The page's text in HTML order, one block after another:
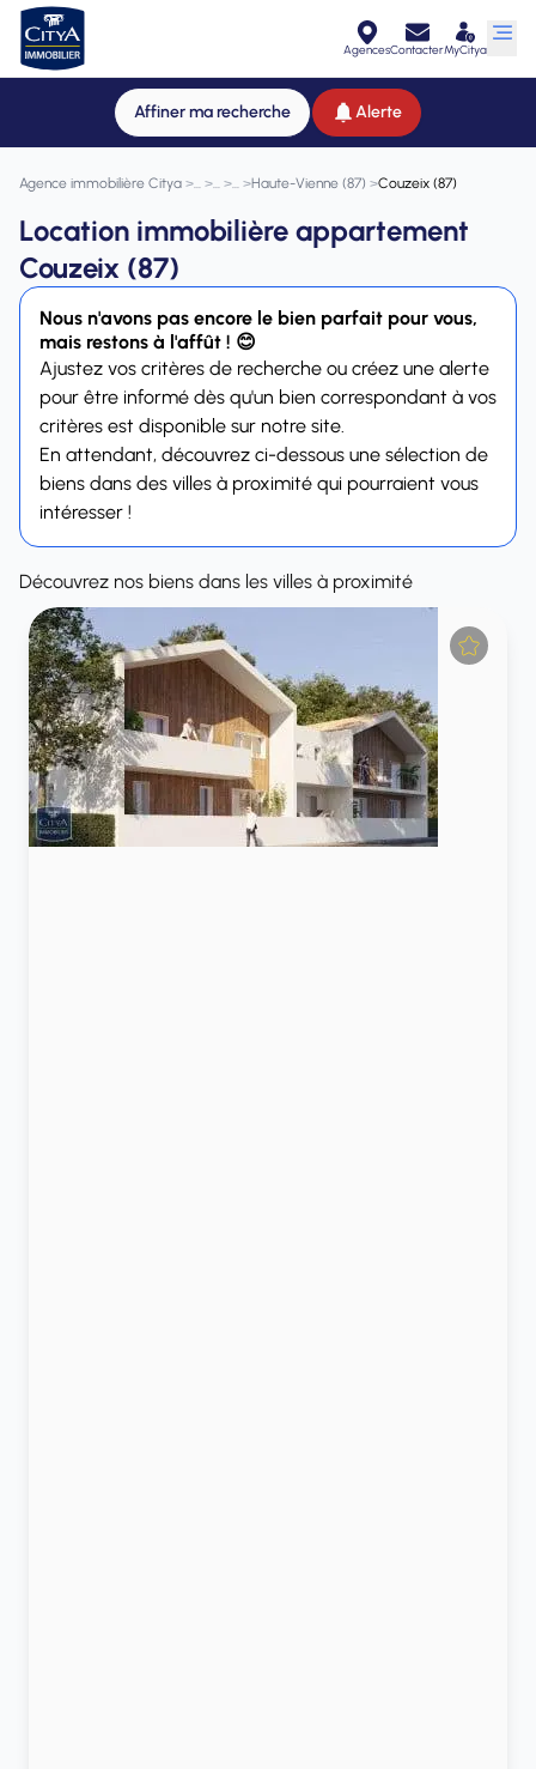
AgencesContacterMyCitya
Affiner ma recherche Alerte
Agence immobilière Citya > > > >Haute-Vienne (87) >Couzeix (87)
Location immobilière appartement
Couzeix (87)
Nous n'avons pas encore le bien parfait pour vous,
mais restons à l'affût ! 😊
Ajustez vos critères de recherche ou créez une alerte
pour être informé dès qu'un bien correspondant à vos
critères est disponible sur notre site.
En attendant, découvrez ci-dessous une sélection de
biens dans des villes à proximité qui pourraient vous
intéresser !
Découvrez nos biens dans les villes à proximité